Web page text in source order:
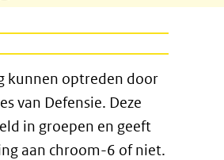
kunnen optreden door
van Defensie. Deze
in groepen en geeft
aan chroom-6 of niet.